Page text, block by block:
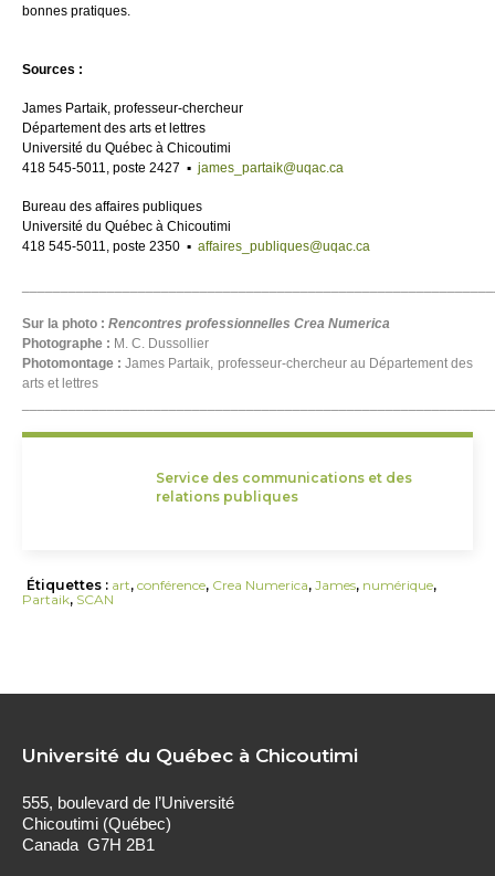
bonnes pratiques.
Sources :
James Partaik, professeur-chercheur
Département des arts et lettres
Université du Québec à Chicoutimi
418 545-5011, poste 2427 ▪ james_partaik@uqac.ca
Bureau des affaires publiques
Université du Québec à Chicoutimi
418 545-5011, poste 2350 ▪ affaires_publiques@uqac.ca
Sur la photo : Rencontres professionnelles Crea Numerica
Photographe : M. C. Dussollier
Photomontage : James Partaik, professeur-chercheur au Département des
arts et lettres
Service des communications et des
relations publiques
Étiquettes : art,conférence, Crea Numerica,James, numérique,
Partaik, SCAN
Université du Québec à Chicoutimi
555, boulevard de l’Université
Chicoutimi (Québec)
Canada G7H 2B1